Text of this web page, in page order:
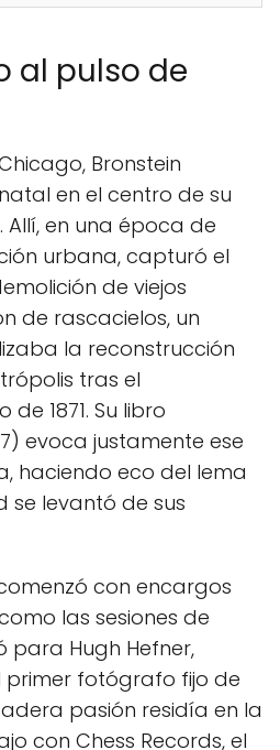
al pulso de
Bronstein
en el centro de su
en una época de
urbana, capturó el
de viejos
de rascacielos, un
la reconstrucción
tras el
1871. Su libro
evoca justamente ese
haciendo eco del lema
se levantó de sus
con encargos
las sesiones de
para Hugh Hefner,
primer fotógrafo fijo de
pasión residía en la
con Chess Records, el